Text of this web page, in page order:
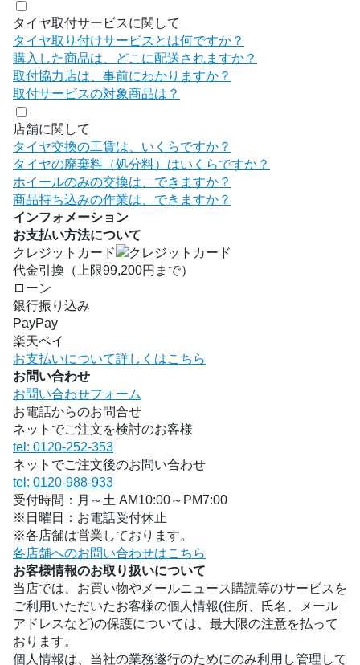
タイヤ取付サービスに関して
タイヤ取り付けサービスとは何ですか？
購入した商品は、どこに配送されますか？
取付協力店は、事前にわかりますか？
取付サービスの対象商品は？
店舗に関して
タイヤ交換の工賃は、いくらですか？
タイヤの廃棄料（処分料）はいくらですか？
ホイールのみの交換は、できますか？
商品持ち込みの作業は、できますか？
インフォメーション
お支払い方法について
クレジットカード
代金引換（上限99,200円まで）
ローン
銀行振り込み
PayPay
楽天ペイ
お支払いについて詳しくはこちら
お問い合わせ
お問い合わせフォーム
お電話からのお問合せ
ネットでご注文を検討のお客様
tel: 0120-252-353
ネットでご注文後のお問い合わせ
tel: 0120-988-933
受付時間：月～土 AM10:00～PM7:00
※日曜日：お電話受付休止
※各店舗は営業しております。
各店舗へのお問い合わせはこちら
お客様情報のお取り扱いについて
当店では、お買い物やメールニュース購読等のサービスを
ご利用いただいたお客様の個人情報(住所、氏名、メール
アドレスなど)の保護については、最大限の注意を払って
おります。
個人情報は、当社の業務遂行のためにのみ利用し管理して